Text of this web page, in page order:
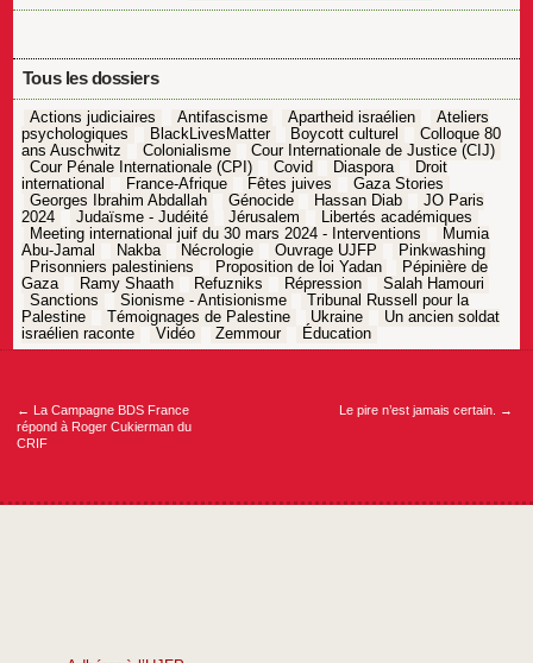
Tous les dossiers
Actions judiciaires Antifascisme Apartheid israélien
Ateliers
psychologiques
BlackLivesMatter Boycott culturel
Colloque 80
ans Auschwitz
Colonialisme
Cour Internationale de Justice (CIJ)
Cour Pénale Internationale (CPI)
Covid Diaspora
Droit
international
France-Afrique Fêtes juives
Gaza Stories
Georges Ibrahim Abdallah
Génocide Hassan Diab
JO Paris
2024
Judaïsme - Judéité Jérusalem
Libertés académiques
Meeting international juif du 30 mars 2024 - Interventions
Mumia
Abu-Jamal
Nakba Nécrologie Ouvrage UJFP
Pinkwashing
Prisonniers palestiniens
Proposition de loi Yadan
Pépinière de
Gaza
Ramy Shaath Refuzniks Répression
Salah Hamouri
Sanctions
Sionisme - Antisionisme
Tribunal Russell pour la
Palestine
Témoignages de Palestine Ukraine
Un ancien soldat
israélien raconte
Vidéo Zemmour Éducation
Navigation
← La Campagne BDS France
répond à Roger Cukierman du
CRIF
Le pire n’est jamais certain. →